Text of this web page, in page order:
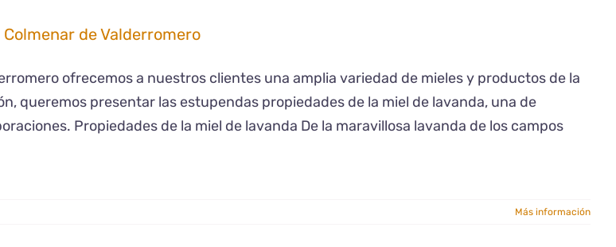
de Valderromero
ofrecemos a nuestros clientes una amplia variedad de mieles y productos de la
queremos presentar las estupendas propiedades de la miel de lavanda, una de
Propiedades de la miel de lavanda De la maravillosa lavanda de los campos
Más información